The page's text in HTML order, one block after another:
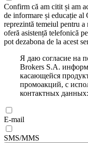
Confirm că am citit și am
de informare și educație
reprezintă temeiul pentru a
oferă asistență telefonică
pot dezabona de la acest
Я даю согласие на
Brokers S.A.
касающейся
промоакций, с
контактных данных:
E-mail
SMS/MMS